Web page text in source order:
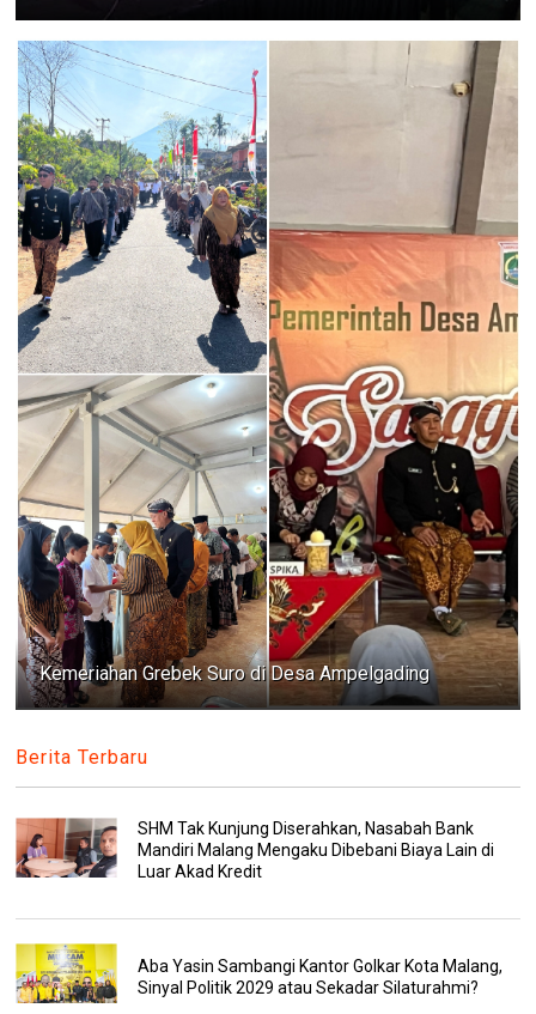
Kemeriahan Grebek Suro di Desa Ampelgading
Berita Terbaru
SHM Tak Kunjung Diserahkan, Nasabah Bank
Mandiri Malang Mengaku Dibebani Biaya Lain di
Luar Akad Kredit
Aba Yasin Sambangi Kantor Golkar Kota Malang,
Sinyal Politik 2029 atau Sekadar Silaturahmi?